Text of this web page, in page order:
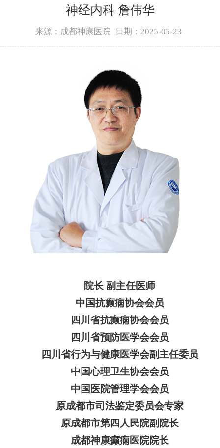
神经内科 詹伟华
来源：成都神康医院 日期：2025-05-23
院长 副主任医师
中国抗癫痫协会会员
四川省抗癫痫协会会员
四川省预防医学会会员
四川省行为与健康医学会副主任委员
中国心理卫生协会会员
中国医院管理学会会员
原成都市司法鉴定委员会专家
原成都市第四人民院副院长
成都神康癫痫医院院长